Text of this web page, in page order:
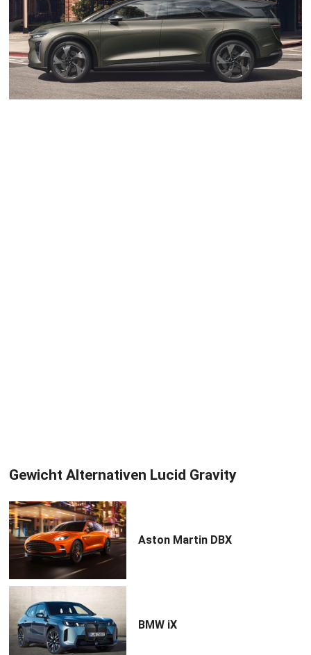
Gewicht Alternativen Lucid Gravity
Aston Martin DBX
BMW iX